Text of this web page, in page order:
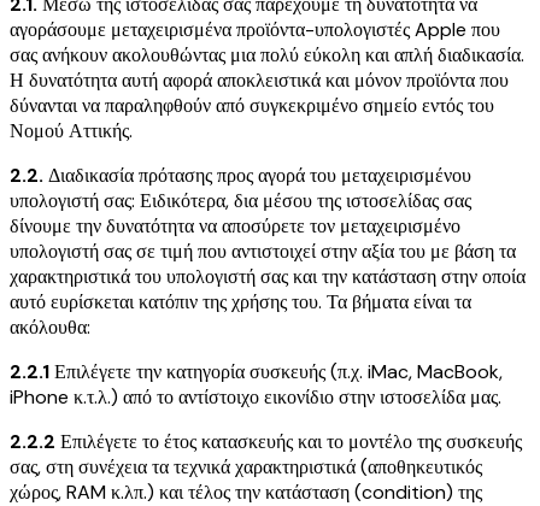
αγοράσουμε μεταχειρισμένα προϊόντα-υπολογιστές Apple που
σας ανήκουν ακολουθώντας μια πολύ εύκολη και απλή διαδικασία.
Η δυνατότητα αυτή αφορά αποκλειστικά και μόνον προϊόντα που
δύνανται να παραληφθούν από συγκεκριμένο σημείο εντός του
Νομού Αττικής.
2.2. Διαδικασία πρότασης προς αγορά του μεταχειρισμένου
υπολογιστή σας: Ειδικότερα, δια μέσου της ιστοσελίδας σας
δίνουμε την δυνατότητα να αποσύρετε τον μεταχειρισμένο
υπολογιστή σας σε τιμή που αντιστοιχεί στην αξία του με βάση τα
χαρακτηριστικά του υπολογιστή σας και την κατάσταση στην οποία
αυτό ευρίσκεται κατόπιν της χρήσης του. Τα βήματα είναι τα
ακόλουθα:
2.2.1Επιλέγετε την κατηγορία συσκευής (π.χ. iMac, MacBook,
iPhone κ.τ.λ.) από το αντίστοιχο εικονίδιο στην ιστοσελίδα μας.
2.2.2 Επιλέγετε το έτος κατασκευής και το μοντέλο της συσκευής
σας, στη συνέχεια τα τεχνικά χαρακτηριστικά (αποθηκευτικός
χώρος, RAM κ.λπ.) και τέλος την κατάσταση (condition) της